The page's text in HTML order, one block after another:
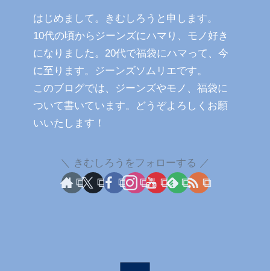
はじめまして。きむしろうと申します。
10代の頃からジーンズにハマり、モノ好き
になりました。20代で福袋にハマって、今
に至ります。ジーンズソムリエです。
このブログでは、ジーンズやモノ、福袋に
ついて書いています。どうぞよろしくお願
いいたします！
きむしろうをフォローする